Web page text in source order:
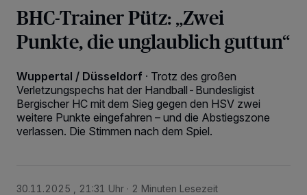
BHC-Trainer Pütz: „Zwei
Punkte, die unglaublich guttun“
Wuppertal / Düsseldorf · Trotz des großen
Verletzungspechs hat der Handball-Bundesligist
Bergischer HC mit dem Sieg gegen den HSV zwei
weitere Punkte eingefahren – und die Abstiegszone
verlassen. Die Stimmen nach dem Spiel.
30.11.2025 , 21:31 Uhr 2 Minuten Lesezeit